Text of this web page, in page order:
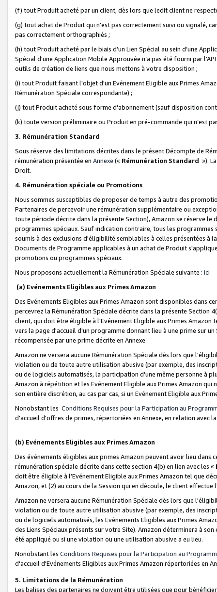
(f) tout Produit acheté par un client, dès lors que ledit client ne
(g) tout achat de Produit qui n’est pas correctement suivi ou signalé,
pas correctement orthographiés ;
(h) tout Produit acheté par le biais d’un Lien Spécial au sein d’une
Spécial d'une Application Mobile Approuvée n’a pas été fourni par
outils de création de liens que nous mettons à votre disposition ;
(i) tout Produit faisant l'objet d'un Evénement Eligible aux Primes
Rémunération Spéciale correspondante) ;
(j) tout Produit acheté sous forme d'abonnement (sauf disposition
(k) toute version préliminaire ou Produit en pré-commande qui n’est
3. Rémunération Standard
Sous réserve des limitations décrites dans le présent Décompte de
rémunération présentée en Annexe (« Rémunération Standard »).
Droit.
4. Rémunération spéciale ou Promotions
Nous sommes susceptibles de proposer de temps à autre des
Partenaires de percevoir une rémunération supplémentaire ou
toute période décrite dans la présente Section), Amazon se réserve
programmes spéciaux. Sauf indication contraire, tous les
soumis à des exclusions d'éligibilité semblables à celles présentées à
Documents de Programme applicables à un achat de Produit
promotions ou programmes spéciaux.
Nous proposons actuellement la Rémunération Spéciale suivante : ici
(a) Evénements Eligibles aux Primes Amazon
Des Evénements Eligibles aux Primes Amazon sont disponibles dans
percevrez la Rémunération Spéciale décrite dans la présente Section
client, qui doit être éligible à l'Evénement Eligible aux Primes Amazon
vers la page d'accueil d'un programme donnant lieu à une prime sur
récompensée par une prime décrite en Annexe.
Amazon ne versera aucune Rémunération Spéciale dès lors que
violation ou de toute autre utilisation abusive (par exemple, des
ou de logiciels automatisés, la participation d'une même personne à
Amazon à répétition et les Evénement Eligible aux Primes Amazon qui
son entière discrétion, au cas par cas, si un Evénement Eligible aux
Nonobstant les Conditions Requises pour la Participation au
d'accueil d'offres de primes, répertoriées en Annexe, en relation avec
(b) Evénements Eligibles aux Primes Amazon
Des événements éligibles aux primes Amazon peuvent avoir lieu dans
rémunération spéciale décrite dans cette section 4(b) en lien avec les «
doit être éligible à l’Evénement Eligible aux Primes Amazon tel que
Amazon, et (2) au cours de la Session qui en découle, le client
Amazon ne versera aucune Rémunération Spéciale dès lors que
violation ou de toute autre utilisation abusive (par exemple, des
ou de logiciels automatisés, les Evénements Eligibles aux Primes
des Liens Spéciaux présents sur votre Site). Amazon déterminera à
été appliqué ou si une violation ou une utilisation abusive a eu lieu.
Nonobstant les Conditions Requises pour la Participation au
d'accueil d'Evénements Eligibles aux Primes Amazon répertoriées en
5. Limitations de la Rémunération
Les balises des partenaires ne doivent être utilisées que pour